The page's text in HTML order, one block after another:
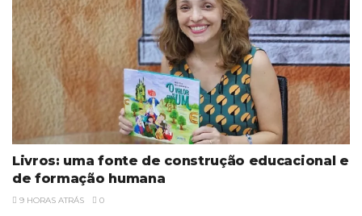
Livros: uma fonte de construção educacional e
de formação humana
9 HORAS ATRÁS 0